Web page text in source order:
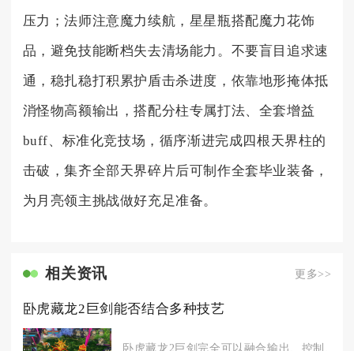
压力；法师注意魔力续航，星星瓶搭配魔力花饰
品，避免技能断档失去清场能力。不要盲目追求速
通，稳扎稳打积累护盾击杀进度，依靠地形掩体抵
消怪物高额输出，搭配分柱专属打法、全套增益
buff、标准化竞技场，循序渐进完成四根天界柱的
击破，集齐全部天界碎片后可制作全套毕业装备，
为月亮领主挑战做好充足准备。
相关资讯 更多>>
卧虎藏龙2巨剑能否结合多种技艺
卧虎藏龙2巨剑完全可以融合输出、控制、